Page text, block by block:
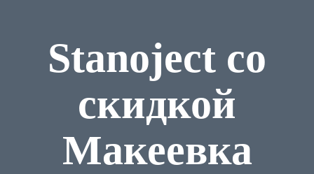
Stanoject со
скидкой
Макеевка